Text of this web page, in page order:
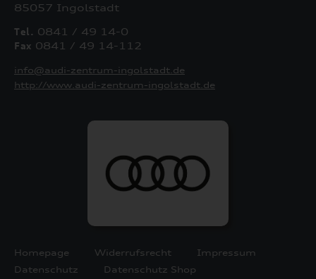
85057 Ingolstadt
Tel. 0841 / 49 14-0
Fax 0841 / 49 14-112
info@audi-zentrum-ingolstadt.de
http://www.audi-zentrum-ingolstadt.de
Homepage Widerrufsrecht
Impressum
Datenschutz
Datenschutz Shop